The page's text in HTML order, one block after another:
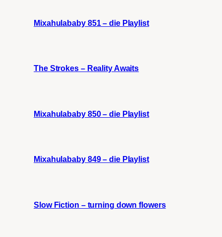
Mixahulababy 851 – die Playlist
The Strokes – Reality Awaits
Mixahulababy 850 – die Playlist
Mixahulababy 849 – die Playlist
Slow Fiction – turning down flowers